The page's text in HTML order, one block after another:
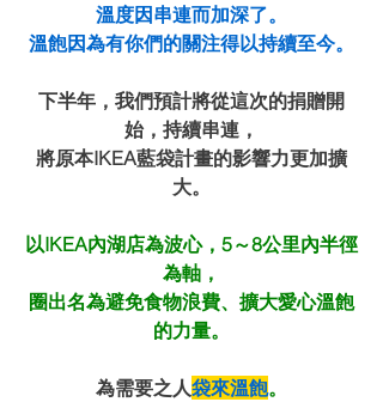
溫度因串連而加深了。
溫飽因為有你們的關注得以持續至今。
下半年，我們預計將從這次的捐贈開
始，持續串連，
將原本IKEA藍袋計畫的影響力更加擴
大。
以IKEA內湖店為波心，5～8公里內半徑
為軸，
圈出名為避免食物浪費、擴大愛心溫飽
的力量。
為需要之人袋來溫飽。